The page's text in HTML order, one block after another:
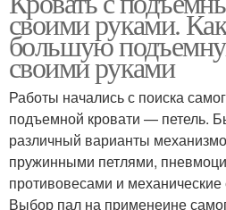
своими руками.
большую
своими руками
Работы начались с поиска
подъемной кровати — петель.
различный варианты
пружинными петлями,
противовесами и
Выбор пал на применеине